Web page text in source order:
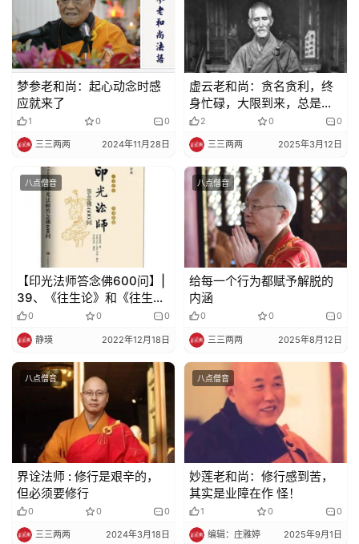
梦参老和尚：起心动念时感
应就来了
1 0 0
三三两两 2024年11月28日
虚云老和尚：贪名贪利，终
身忙碌，大限到来，总是一
场空！
2 0 0
三三两两 2025年3月12日
八点僧音
【印光法师答念佛600问】|
39、《往生论》和《往生论
注》的意义是什么？有何特
点？
0 0 0
静瑛 2022年12月18日
八点僧音
给每一个行为都赋予解脱的
内涵
0 0 0
三三两两 2025年8月12日
八点僧音
界诠法师 : 修行是艰辛的，
但必须要修行
0 0 0
三三两两 2024年3月18日
八点僧音
妙莲老和尚：修行感到苦，
其实是业障在作 怪！
1 0 0
编辑：庄雅婷 2025年9月1日